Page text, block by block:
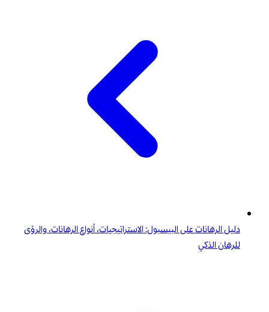
دليل الرهانات على البيسبول: الاستراتيجيات، أنواع الرهانات، والرؤى
للرهان الذكي